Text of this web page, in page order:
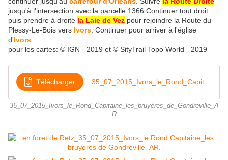
jusqu'à l'intersection avec la parcelle 1366.Continuer tout droit
puis prendre à droite la Laie de Vez pour rejoindre la Route du
Plessy-Le-Bois vers Ivors . Continuer pour arriver à l'église
d'Ivors
pour les cartes: © IGN - 2019 et © SityTrail Topo World - 2019
Télécharger
35_07_2015_Ivors_le_Rond_Capitaine_les_bruyères_de_Gondreville_A
R